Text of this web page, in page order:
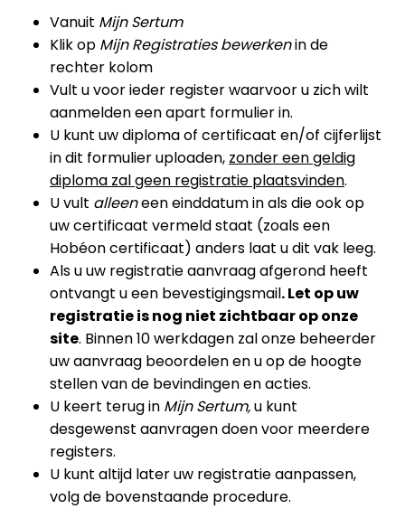
Vanuit Mijn Sertum
Klik op Mijn Registraties bewerkenin de
rechter kolom
Vult u voor ieder register waarvoor u zich wilt
aanmelden een apart formulier in.
U kunt uw diploma of certificaat en/of cijferlijst
in dit formulier uploaden, zonder een geldig
diploma zal geen registratie plaatsvinden.
U vult alleeneen einddatum in als die ook op
uw certificaat vermeld staat (zoals een
Hobéon certificaat) anders laat u dit vak leeg.
Als u uw registratie aanvraag afgerond heeft
ontvangt u een bevestigingsmail. Let op uw
registratie is nog niet zichtbaar op onze
site. Binnen 10 werkdagen zal onze beheerder
uw aanvraag beoordelen en u op de hoogte
stellen van de bevindingen en acties.
U keert terug in Mijn Sertum,u kunt
desgewenst aanvragen doen voor meerdere
registers.
U kunt altijd later uw registratie aanpassen,
volg de bovenstaande procedure.